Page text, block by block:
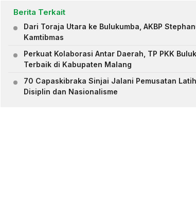
Berita Terkait
Dari Toraja Utara ke Bulukumba, AKBP
Kamtibmas
Perkuat Kolaborasi Antar Daerah, TP PKK
Terbaik di Kabupaten Malang
70 Capaskibraka Sinjai Jalani Pemusatan
Disiplin dan Nasionalisme